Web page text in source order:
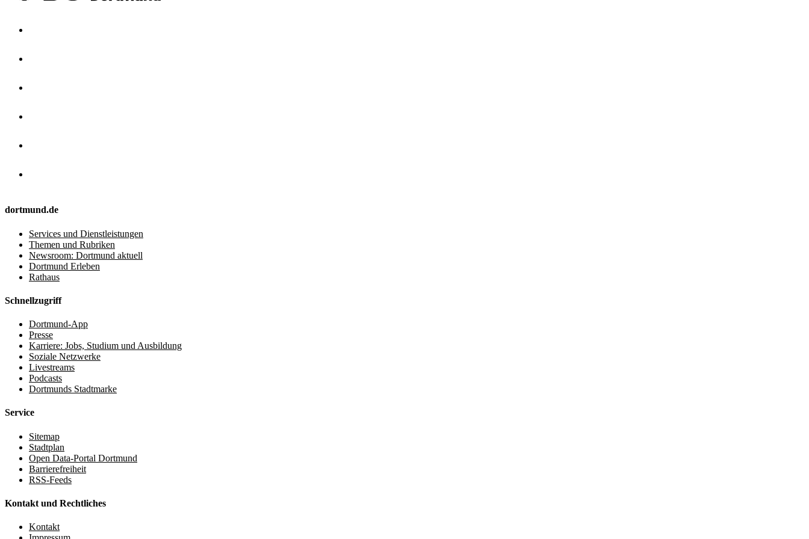
dortmund.de
Services und Dienstleistungen
Themen und Rubriken
Newsroom: Dortmund aktuell
Dortmund Erleben
Rathaus
Schnellzugriff
Dortmund-App
Presse
Karriere: Jobs, Studium und Ausbildung
Soziale Netzwerke
Livestreams
Podcasts
Dortmunds Stadtmarke
Service
Sitemap
Stadtplan
Open Data-Portal Dortmund
Barrierefreiheit
RSS-Feeds
Kontakt und Rechtliches
Kontakt